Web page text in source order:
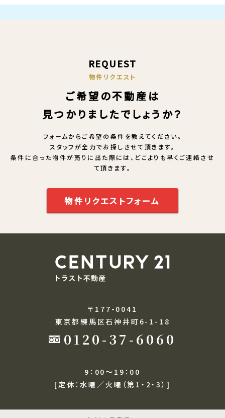
REQUEST
物件リクエスト
ご希望の不動産は
見つかりましたでしょうか？
フォームからご希望の条件を教えてください。
スタッフが全力でお探しさせて頂きます。
条件に合った物件が売りに出た際には、どこよりも早くご連絡させ
て頂きます。
物件リクエストフォーム
〒177-0041
東京都練馬区石神井町6-1-18
0120-37-6060
9：00～19：00
[定休：水曜／火曜（第1・2・3）]